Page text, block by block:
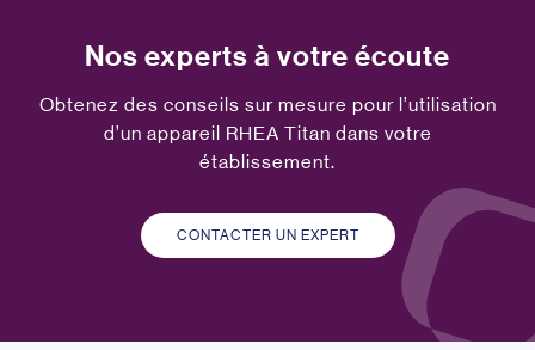
Nos experts à votre écoute
Obtenez des conseils sur mesure pour l’utilisation
d’un appareil RHEA Titan dans votre
établissement.
CONTACTER UN EXPERT